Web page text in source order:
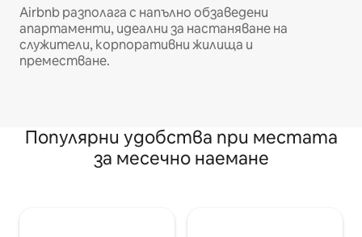
Airbnb разполага с напълно обзаведени
апартаменти, идеални за настаняване на
служители, корпоративни жилища и
преместване.
Популярни удобства при местата
за месечно наемане